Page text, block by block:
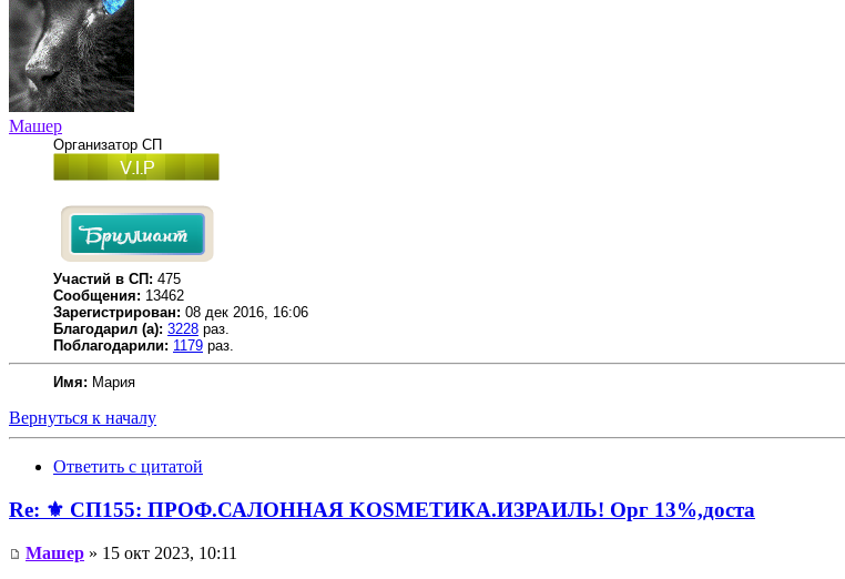
Машер
Организатор СП
Участий в СП: 475
Сообщения: 13462
Зарегистрирован: 08 дек 2016, 16:06
Благодарил (а): 3228 раз.
Поблагодарили: 1179 раз.
Имя: Мария
Вернуться к началу
Ответить с цитатой
Re: ⚜️ СП155: ПРОФ.САЛОННАЯ KОSMЕТИКA.ИЗРАИЛЬ! Орг 13%,доста
Машер » 15 окт 2023, 10:11